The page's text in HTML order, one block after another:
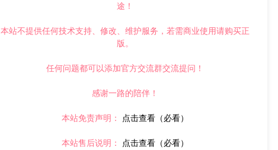
途！
本站不提供任何技术支持、修改、维护服务，若需商业使用请购买正
版。
任何问题都可以添加官方交流群交流提问！
感谢一路的陪伴！
本站免责声明： 点击查看（必看）
本站售后说明： 点击查看（必看）